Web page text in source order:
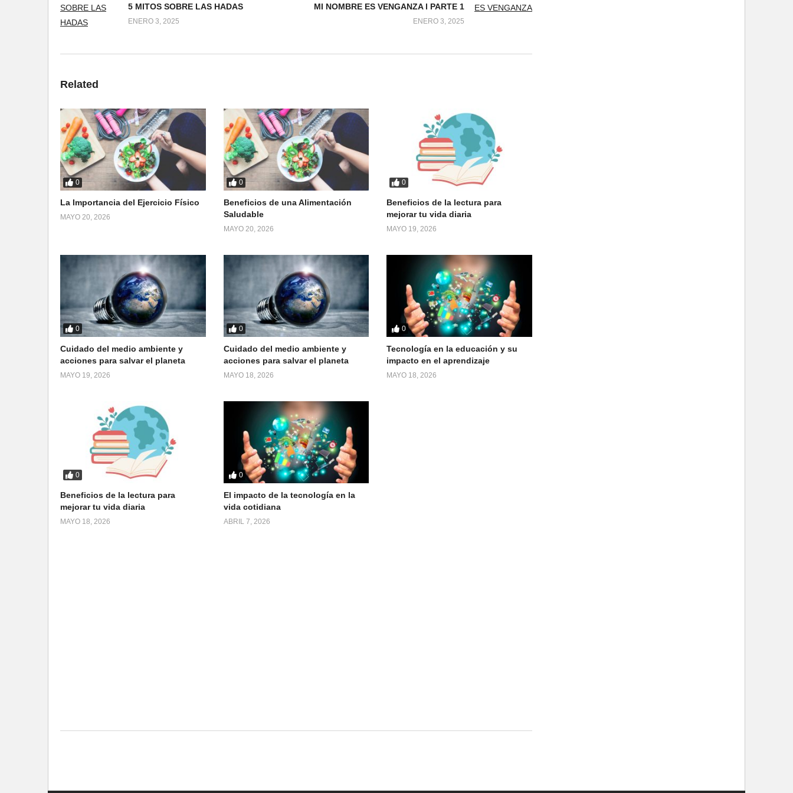
5 MITOS SOBRE LAS HADAS
ENERO 3, 2025
MI NOMBRE ES VENGANZA l PARTE 1
ENERO 3, 2025
Related
0
La Importancia del Ejercicio Físico
MAYO 20, 2026
0
Beneficios de una Alimentación
Saludable
MAYO 20, 2026
0
Beneficios de la lectura para
mejorar tu vida diaria
MAYO 19, 2026
0
Cuidado del medio ambiente y
acciones para salvar el planeta
MAYO 19, 2026
0
Cuidado del medio ambiente y
acciones para salvar el planeta
MAYO 18, 2026
0
Tecnología en la educación y su
impacto en el aprendizaje
MAYO 18, 2026
0
Beneficios de la lectura para
mejorar tu vida diaria
MAYO 18, 2026
0
El impacto de la tecnología en la
vida cotidiana
ABRIL 7, 2026